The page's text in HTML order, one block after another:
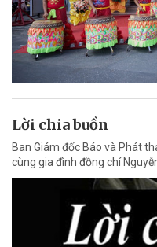
Lời chia buồn
Ban Giám đốc Báo và Phát
cùng gia đình đồng chí